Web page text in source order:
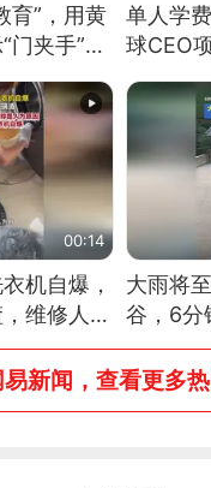
育”，用黄
门夹手”，
单人学
球CEO
大学校长
00:14
机自爆，
维修人员
，从未见过
大雨将
谷，6分
没有一
新闻，查看更多